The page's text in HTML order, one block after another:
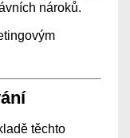
nároků.
těchto